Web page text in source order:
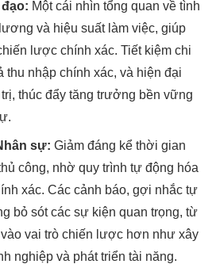
Một cái nhìn tổng quan về tình
và hiệu suất làm việc, giúp
lược chính xác. Tiết kiệm chi
thu nhập chính xác, và hiện đại
thúc đẩy tăng trưởng bền vững
sự: Giảm đáng kể thời gian
công, nhờ quy trình tự động hóa
xác. Các cảnh báo, gợi nhắc tự
bỏ sót các sự kiện quan trọng, từ
vai trò chiến lược hơn như xây
nghiệp và phát triển tài năng.